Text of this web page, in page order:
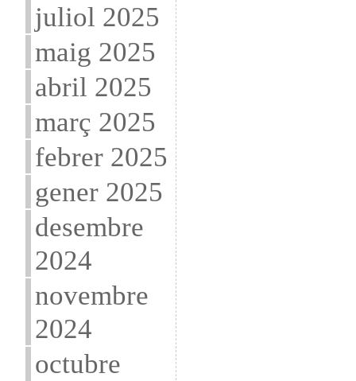
juliol 2025
maig 2025
abril 2025
març 2025
febrer 2025
gener 2025
desembre
2024
novembre
2024
octubre